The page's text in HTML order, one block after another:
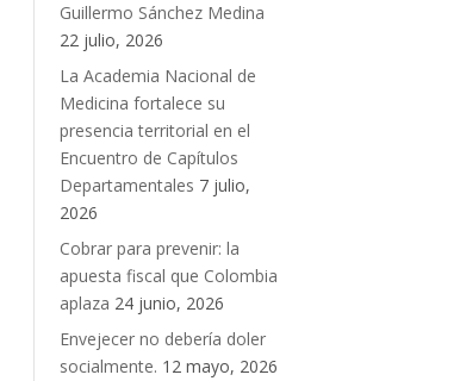
Guillermo Sánchez Medina
22 julio, 2026
La Academia Nacional de
Medicina fortalece su
presencia territorial en el
Encuentro de Capítulos
Departamentales 7 julio,
2026
Cobrar para prevenir: la
apuesta fiscal que Colombia
aplaza 24 junio, 2026
Envejecer no debería doler
socialmente. 12 mayo, 2026